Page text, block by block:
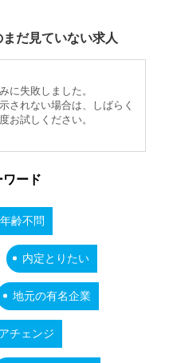
だ見ていない求人
に失敗しました。
されない場合は、しばらく
お試しください。
ード
年齢不問
内定とりたい
地元の有名企業
チェンジ